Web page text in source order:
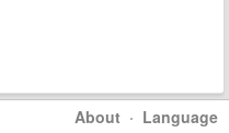
About · Language